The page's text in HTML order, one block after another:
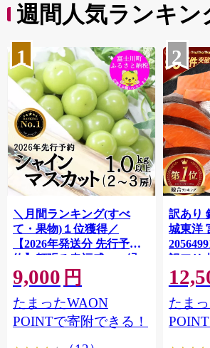
週間人気ランキン
1
＼月間ランキング(すべ
て・果物)１位獲得／
【2026年発送分 先行予
約】頬張る幸福感 〜緑の
宝石・ シャインマスカッ
ト 〜 １ｋｇ以上（２〜３
房） フルーツ 山梨県産 果
物 くだもの シャイン マス
9,000 円
たまったWAON
POINTで寄附できる！
2
訳あり
城東洋
訳アリ
サケ 鮭
冷凍 家
援 サー
わけあ
たま